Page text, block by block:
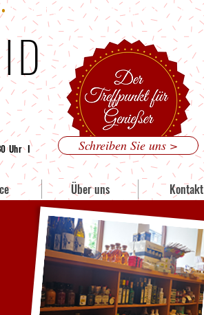
• Geschäft: Mainzer Straße 186, 53179 Bonn
Uhr I
Schreiben Sie uns >
Über uns Kontakt